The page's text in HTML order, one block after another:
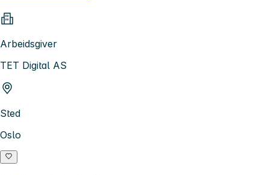
Arbeidsgiver
TET Digital AS
Sted
Oslo